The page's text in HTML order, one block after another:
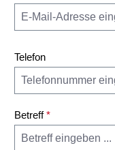
Telefon
Betreff*